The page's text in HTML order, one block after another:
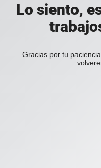
Lo siento,
Gracias por tu